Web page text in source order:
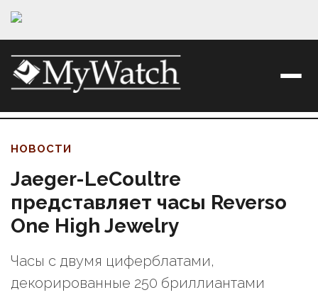
НОВОСТИ
Jaeger-LeCoultre
представляет часы Reverso
One High Jewelry
Часы с двумя циферблатами,
декорированные 250 бриллиантами